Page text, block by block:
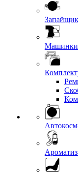
Машинки